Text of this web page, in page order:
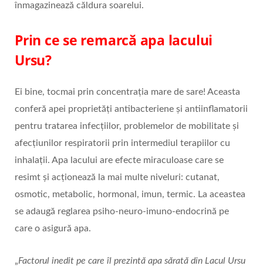
înmagazinează căldura soarelui.
Prin ce se remarcă apa lacului
Ursu?
Ei bine, tocmai prin concentrația mare de sare! Aceasta
conferă apei proprietăți antibacteriene și antiinflamatorii
pentru tratarea infecțiilor, problemelor de mobilitate și
afecțiunilor respiratorii prin intermediul terapiilor cu
inhalații. Apa lacului are efecte miraculoase care se
resimt și acționează la mai multe niveluri: cutanat,
osmotic, metabolic, hormonal, imun, termic. La aceastea
se adaugă reglarea psiho-neuro-imuno-endocrină pe
care o asigură apa.
„Factorul inedit pe care îl prezintă apa sărată din Lacul Ursu